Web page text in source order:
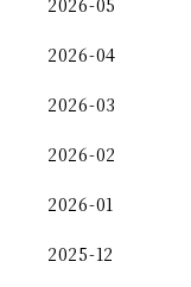
2026-05
2026-04
2026-03
2026-02
2026-01
2025-12